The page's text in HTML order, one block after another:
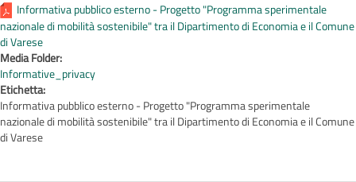
Informativa pubblico esterno - Progetto "Programma sperimentale
nazionale di mobilità sostenibile" tra il Dipartimento di Economia e il Comune
di Varese
Media Folder:
Informative_privacy
Etichetta:
Informativa pubblico esterno - Progetto "Programma sperimentale
nazionale di mobilità sostenibile" tra il Dipartimento di Economia e il Comune
di Varese